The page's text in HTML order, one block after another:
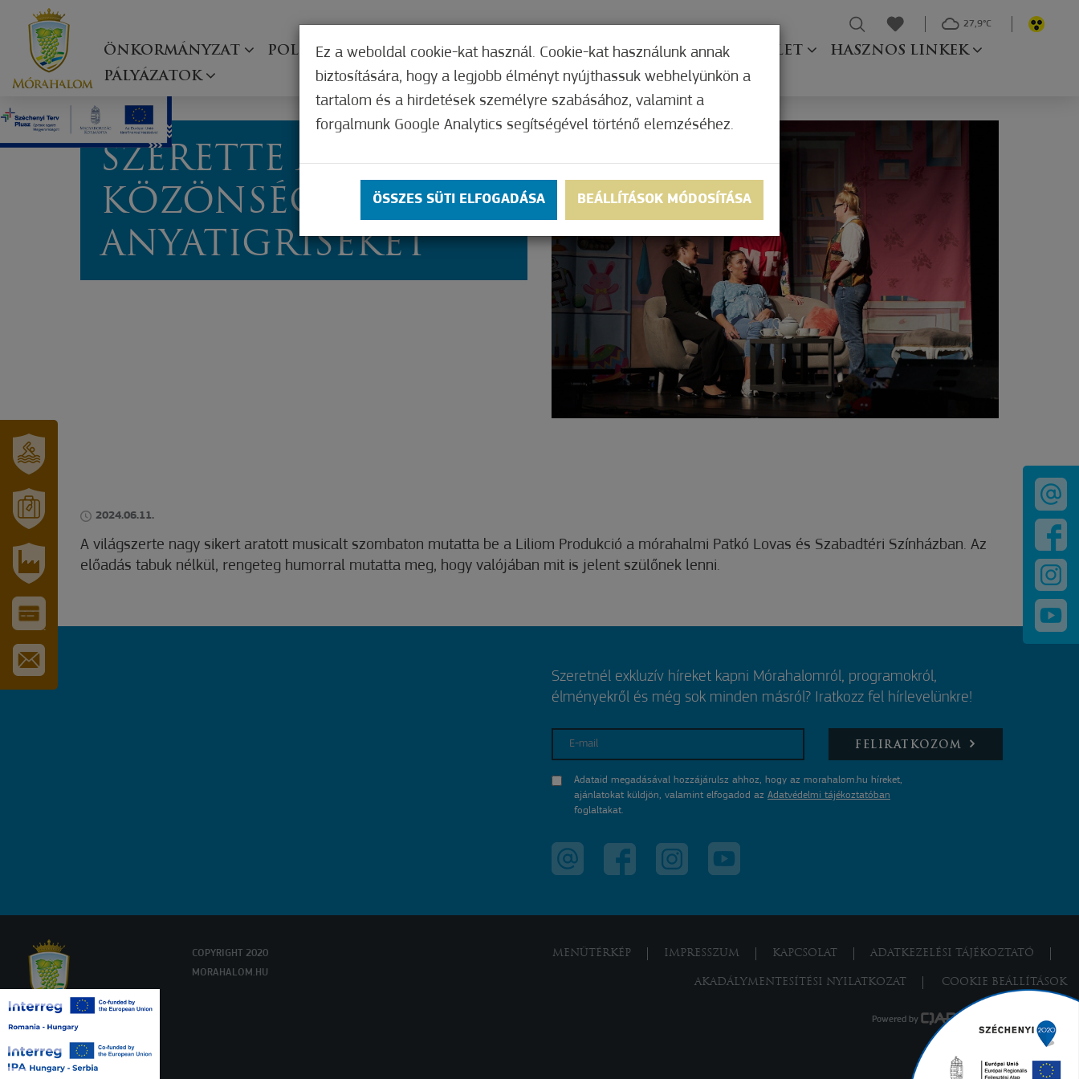
ERZSÉBET
GYÓGYFÜRDŐ
MÓRAHALOM
TURISZTIKA
PARK
ÉS
TURISZTIKAI
KÁRTYA
ÖNKORMÁNYZAT POLGÁRMESTERI HIVATAL INTÉZMÉNYEK KÉPVISELŐ TESTÜLET
HASZNOS LINKEK
PÁLYÁZATOK
27,9°C
SZERETTE A
KÖZÖNSÉG AZ
ANYATIGRISEKET
2024.06.11.
A világszerte nagy sikert aratott musicalt szombaton mutatta be a Liliom Produkció a mórahalmi Patkó Lovas és Szabadtéri Színházban. Az
előadás tabuk nélkül, rengeteg humorral mutatta meg, hogy valójában mit is jelent szülőnek lenni.
Ez a weboldal cookie-kat használ. Cookie-kat használunk annak
biztosítására, hogy a legjobb élményt nyújthassuk webhelyünkön a
tartalom és a hirdetések személyre szabásához, valamint a
forgalmunk Google Analytics segítségével történő elemzéséhez.
ÖSSZES SÜTI ELFOGADÁSA BEÁLLÍTÁSOK MÓDOSÍTÁSA
Szeretnél exkluzív híreket kapni Mórahalomról, programokról,
élményekről és még sok minden másról? Iratkozz fel hírlevelünkre!
E-mail
FELIRATKOZOM
Adataid megadásával hozzájárulsz ahhoz, hogy az morahalom.hu híreket,
ajánlatokat küldjön, valamint elfogadod az Adatvédelmi tájékoztatóban
foglaltakat.
COPYRIGHT 2020
MORAHALOM.HU
MENÜTÉRKÉP IMPRESSZUM KAPCSOLAT ADATKEZELÉSI TÁJÉKOZTATÓ
AKADÁLYMENTESÍTÉSI NYILATKOZAT COOKIE BEÁLLÍTÁSOK
Powered by